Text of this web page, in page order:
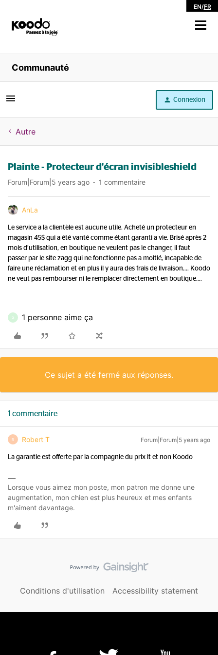
EN/FR
Magasiner
Libre service
Aide
Communauté
Connexion
Autre
Plainte - Protecteur d'écran invisibleshield
Forum|Forum|5 years ago 1 commentaire
AnLa
Le service a la clientèle est aucune utile. Acheté un protecteur en
magasin 45$ qui a été vanté comme étant garanti a vie. Brisé après 2
mois d’utilisation, en boutique ne veulent pas le changer, il faut
passer par le site zagg qui ne fonctionne pas a moitié, incapable de
faire une réclamation et en plus il y aura des frais de livraison…. Koodo
ne veut pas rembourser ni le remplacer directement en boutique….
S 1 personne aime ça
Ce sujet a été fermé aux réponses.
1 commentaire
R Robert T Forum|Forum|5 years ago
La garantie est offerte par la compagnie du prix it et non Koodo
Lorsque vous aimez mon poste, mon patron me donne une
augmentation, mon chien est plus heureux et mes enfants
m'aiment davantage.
Conditions d'utilisation Accessibility statement